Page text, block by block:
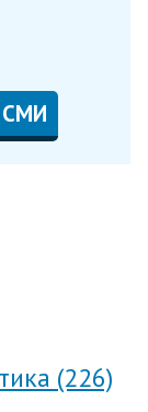
СМИ
(226)